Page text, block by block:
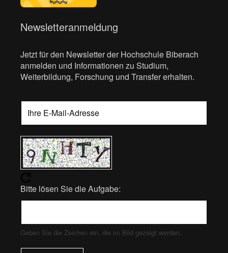
Newsletteranmeldung
Jetzt für den Newsletter der Hochschule Biberach
anmelden und Informationen zu Studium,
Weiterbildung, Forschung und Transfer erhalten.
Bitte lösen Sie die Aufgabe:
Geben Sie die Zeichen ein, die im Bild gezeigt werden.